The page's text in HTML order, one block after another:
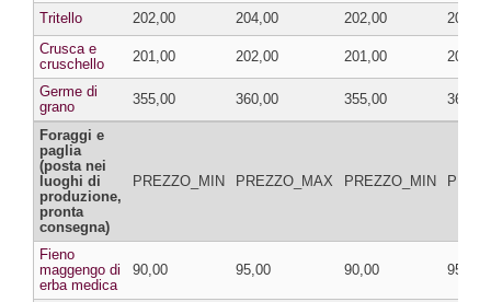
Tritello
202,00 204,00 202,00
204,00
Crusca e
cruschello
201,00 202,00 201,00 202,00
Germe di
grano
355,00 360,00 355,00 360,00
Foraggi e
paglia
(posta nei
luoghi di
produzione,
pronta
consegna)
PREZZO_MIN PREZZO_MAX PREZZO_MIN
Fieno
maggengo di
erba medica
90,00 95,00 90,00 95,00